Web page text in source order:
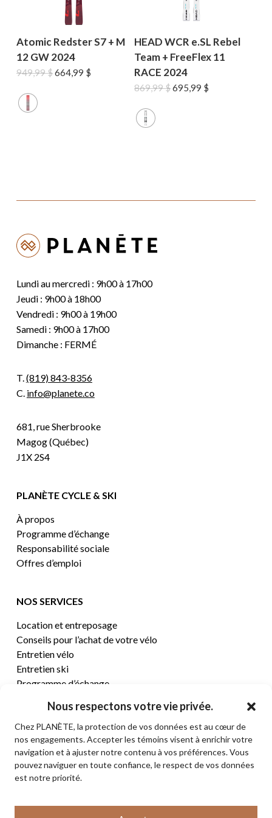
Nous respectons votre vie privée.
Chez PLANÈTE, la protection de vos données est au cœur de
nos engagements. Accepter les témoins visent à enrichir votre
navigation et à ajuster notre contenu à vos préférences. Vous
pouvez naviguer en toute confiance, le respect de vos données
est notre priorité.
Sous-total: 0,00$
Atomic Redster S7 + M
12 GW 2024
949,99$Le
664,99 $Le
HEAD WCR e.SL Rebel
Team + FreeFlex 11
RACE 2024
869,99$Le
695,99 $
Lundi au mercredi : 9h00 à 17h00
Jeudi : 9h00 à 18h00
Vendredi : 9h00 à 19h00
Samedi : 9h00 à 17h00
Dimanche : FERMÉ
T.(819) 843-8356
C. info@planete.co
681, rue Sherbrooke
Magog (Québec)
J1X 2S4
PLANÈTE CYCLE & SKI
À propos
Programme d’échange
Responsabilité sociale
Offres d’emploi
NOS SERVICES
Location et entreposage
Conseils pour l’achat de votre vélo
Entretien vélo
Entretien ski
Programme d’échange
CENTRE D’AIDE
Termes et conditions de vente
Retours et remboursements
Politique de confidentialité